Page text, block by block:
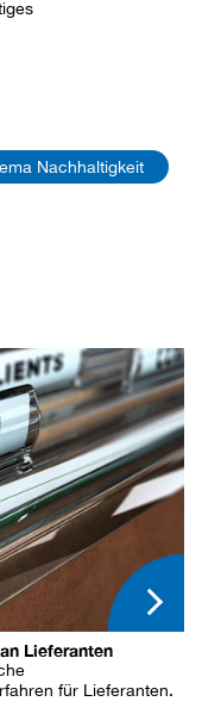
Nachhaltigkeit
Lieferanten
für Lieferanten.